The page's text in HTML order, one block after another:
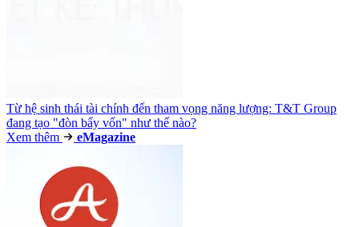
Từ hệ sinh thái tài chính đến tham vọng năng lượng: T&T Group
đang tạo "đòn bẩy vốn" như thế nào?
Xem thêm
eMagazine